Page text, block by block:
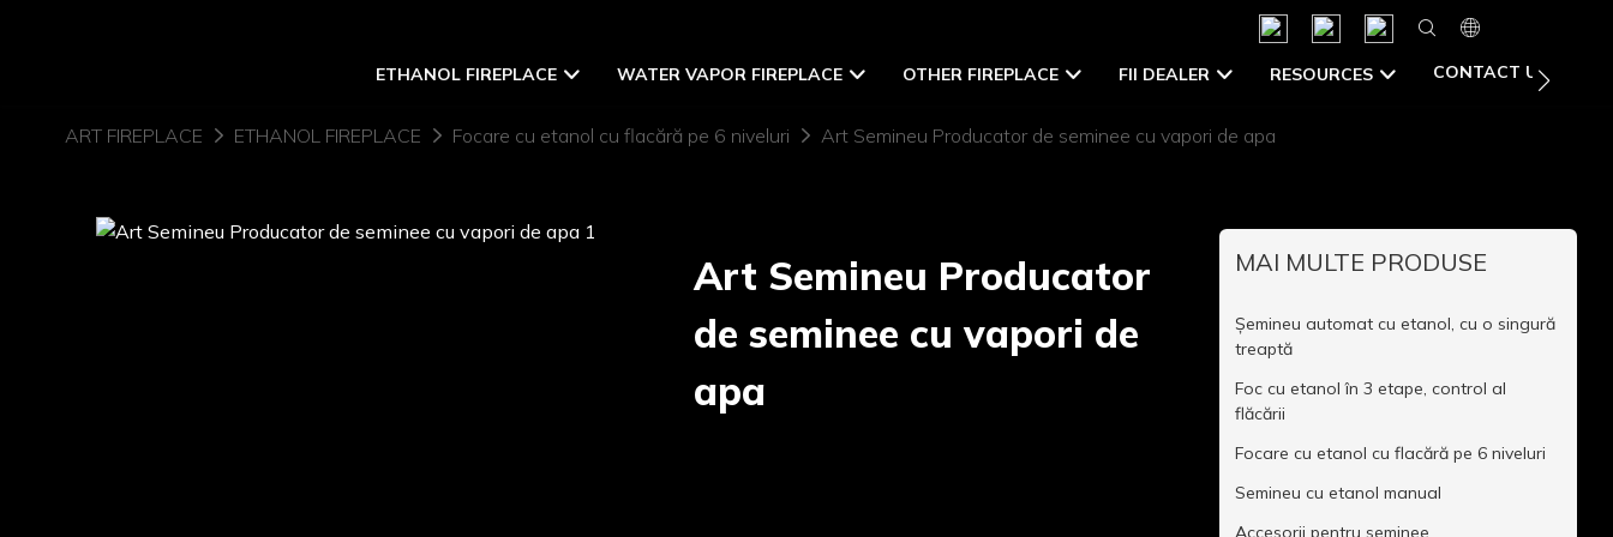
ETHANOL FIREPLACE WATER VAPOR FIREPLACE OTHER FIREPLACE FII DEALER RESOURCES CONTACT US
ART FIREPLACE ETHANOL FIREPLACE Focare cu etanol cu ​​flacără pe 6 niveluri Art Semineu Producator de seminee cu vapori de apa
Art Semineu Producator
de seminee cu vapori de
apa
MAI MULTE PRODUSE
Șemineu automat cu etanol, cu o singură
treaptă
Foc cu etanol în 3 etape, control al
flăcării
Focare cu etanol cu ​​flacără pe 6 niveluri
Semineu cu etanol manual
Accesorii pentru seminee